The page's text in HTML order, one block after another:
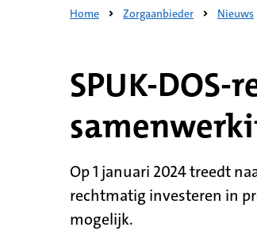
Home Zorgaanbieder Nieuws
SPUK-
Op 1 januari 2024 treedt
rechtmatig investeren in
mogelijk.